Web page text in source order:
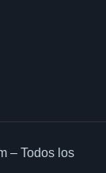
– Todos los